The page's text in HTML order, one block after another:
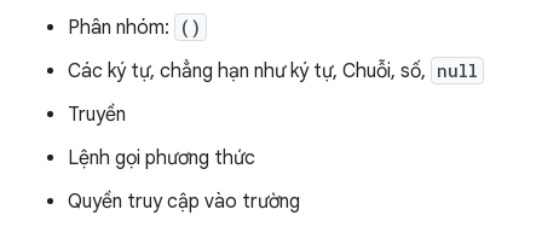
Phân nhóm: ()
Các ký tự, chẳng hạn như ký tự, Chuỗi, số, null
Truyền
Lệnh gọi phương thức
Quyền truy cập vào trường